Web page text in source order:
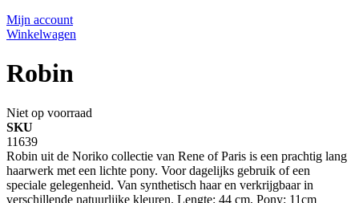
Mijn account
Winkelwagen
Robin
Niet op voorraad
SKU
11639
Robin uit de Noriko collectie van Rene of Paris is een prachtig lang
haarwerk met een lichte pony. Voor dagelijks gebruik of een
speciale gelegenheid. Van synthetisch haar en verkrijgbaar in
verschillende natuurlijke kleuren. Lengte: 44 cm, Pony: 11cm